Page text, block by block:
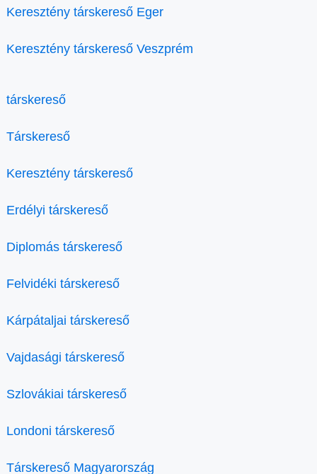
Keresztény társkereső Eger
Keresztény társkereső Veszprém
társkereső
Társkereső
Keresztény társkereső
Erdélyi társkereső
Diplomás társkereső
Felvidéki társkereső
Kárpátaljai társkereső
Vajdasági társkereső
Szlovákiai társkereső
Londoni társkereső
Társkereső Magyarország